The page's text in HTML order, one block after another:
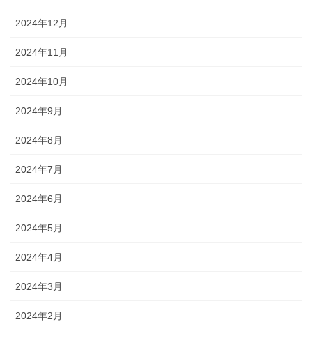
2024年12月
2024年11月
2024年10月
2024年9月
2024年8月
2024年7月
2024年6月
2024年5月
2024年4月
2024年3月
2024年2月